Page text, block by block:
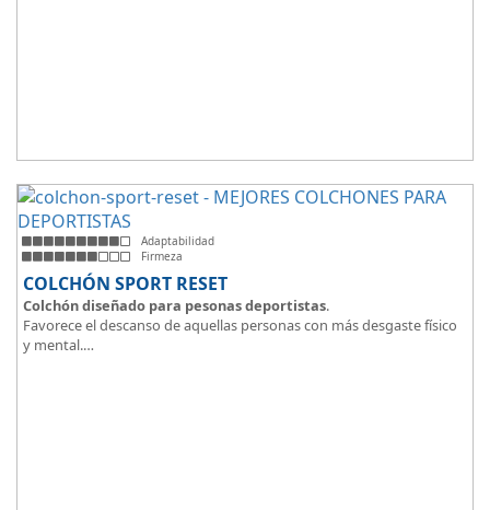
Adaptabilidad
Firmeza
COLCHÓN SPORT RESET
Colchón diseñado para pesonas deportistas.
Favorece el descanso de aquellas personas con más desgaste físico
y mental.